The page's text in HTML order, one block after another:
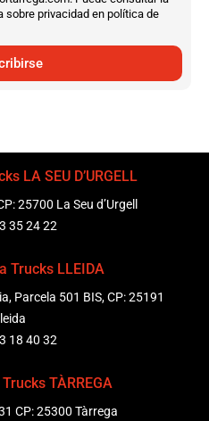
sobre privacidad en política de
LA SEU D’URGELL
25700 La Seu d’Urgell
35 24 22
Trucks LLEIDA
Parcela 501 BIS, CP: 25191
18 40 32
TÀRREGA
CP: 25300 Tàrrega